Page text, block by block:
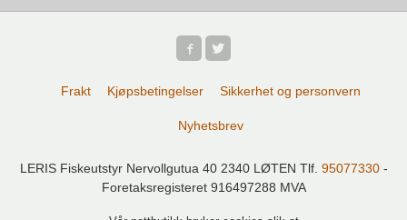
Frakt Kjøpsbetingelser Sikkerhet og personvern
Nyhetsbrev
LERIS Fiskeutstyr Nervollgutua 40 2340 LØTEN Tlf. 95077330-
Foretaksregisteret 916497288 MVA